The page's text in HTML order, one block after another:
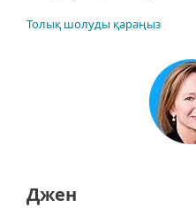
Толық шолуды қараңыз
Джен